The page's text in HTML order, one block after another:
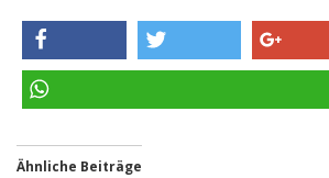
teilen
Ähnliche Beiträge